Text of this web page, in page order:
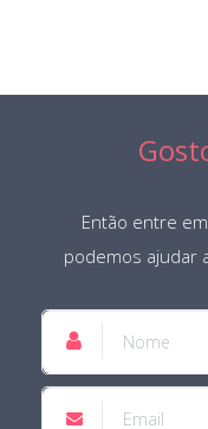
Então entre
podemos ajudar